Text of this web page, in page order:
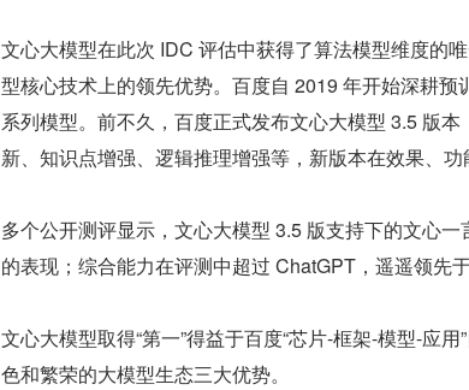
文心大模型在此次 IDC 评估中获得了算法模型维度的
型核心技术上的领先优势。百度自 2019 年开始深耕
系列模型。前不久，百度正式发布文心大模型 3.5 版
新、知识点增强、逻辑推理增强等，新版本在效果、功
多个公开测评显示，文心大模型 3.5 版支持下的文心
的表现；综合能力在评测中超过 ChatGPT，遥遥领先于
文心大模型取得“第一”得益于百度“芯片-框架-模型-应
色和繁荣的大模型生态三大优势。